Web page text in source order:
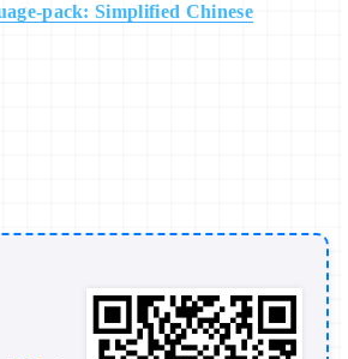
pack: Simplified Chinese